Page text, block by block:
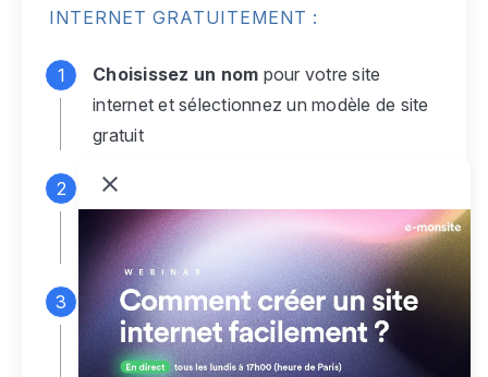
INTERNET GRATUITEMENT :
Choisissez un nom pour votre site
internet et sélectionnez un modèle de site
gratuit
Connectez-vous
monsite gratuit pour accéder à votre
espace d'administration
Personnalisez entièrement le
designpour créer un site web sur-mesure,
à votre image